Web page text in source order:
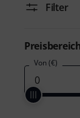
Filter
Preisbereich
Von (€)